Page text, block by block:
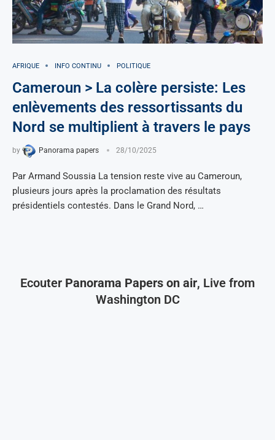
AFRIQUE INFO CONTINU POLITIQUE
Cameroun > La colère persiste: Les
enlèvements des ressortissants du
Nord se multiplient à travers le pays
by Panorama papers 28/10/2025
Par Armand Soussia La tension reste vive au Cameroun,
plusieurs jours après la proclamation des résultats
présidentiels contestés. Dans le Grand Nord, …
Ecouter Panorama Papers on air, Live from
Washington DC